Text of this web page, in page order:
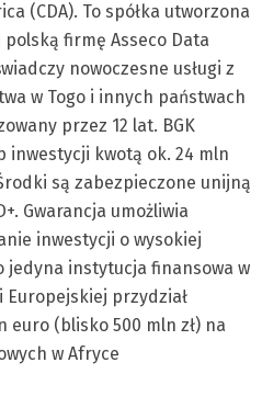
(CDA). To spółka utworzona
firmę Asseco Data
nowoczesne usługi z
w Togo i innych państwach
przez 12 lat. BGK
inwestycji kwotą ok. 24 mln
są zabezpieczone unijną
Gwarancja umożliwia
inwestycji o wysokiej
jedyna instytucja finansowa w
Europejskiej przydział
euro (blisko 500 mln zł) na
w Afryce